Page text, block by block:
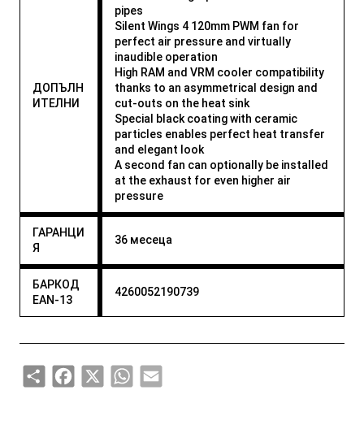
ДОПЪЛН
ИТЕЛНИ
pipes
Silent Wings 4 120mm PWM fan for
perfect air pressure and virtually
inaudible operation
High RAM and VRM cooler compatibility
thanks to an asymmetrical design and
cut-outs on the heat sink
Special black coating with ceramic
particles enables perfect heat transfer
and elegant look
A second fan can optionally be installed
at the exhaust for even higher air
pressure
ГАРАНЦИ
Я
36 месеца
БАРКОД
EAN-13
4260052190739
ShareFacebook
X WhatsApp
Email